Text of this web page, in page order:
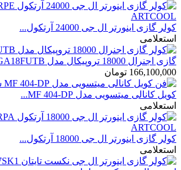
کولر گازی اینورتر ال جی 24000 آرتکول...
استعلامی
گازی اجنرال 18000 تروپیکال مدل ASGA18FUTB
166,100,000 تومان
کویل کانالی میتسویی مدل MF 404-DP...
استعلامی
کولر گازی اینورتر ال جی 18000 آرتکول...
استعلامی